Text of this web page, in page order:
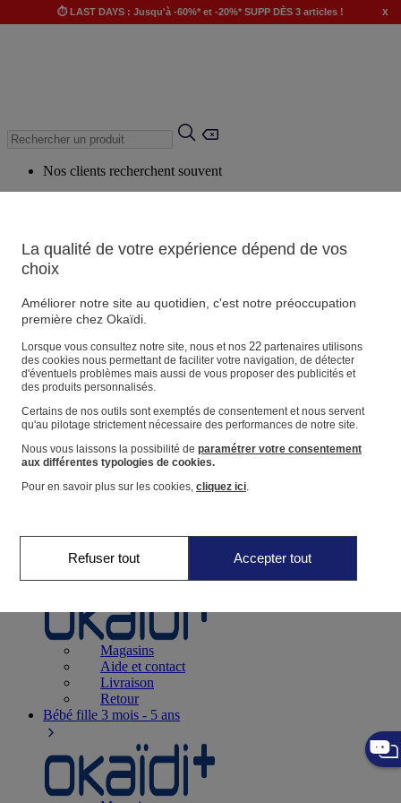
⏱️ LAST DAYS : Jusqu'à -60%* et -20%* SUPP DÈS 3 articles ! x
Nos clients recherchent souvent
Produits suggérés
Voir tous les produits
Magasin
Vos informations personnelles
Suivre une commande
Panier
Favoris
Naissance0-12 mois
Magasins
Aide et contact
Livraison
Retour
Bébé fille 3 mois - 5 ans
La qualité de votre expérience dépend de vos
choix
Améliorer notre site au quotidien, c'est notre préoccupation
première chez Okaïdi.
Lorsque vous consultez notre site, nous et nos 22partenaires utilisons
des cookies nous permettant de faciliter votre navigation, de détecter
d'éventuels problèmes mais aussi de vous proposer des publicités et
des produits personnalisés.
Certains de nos outils sont exemptés de consentement et nous servent
qu'au pilotage strictement nécessaire des performances de notre site.
Nous vous laissons la possibilité de paramétrer votre consentement
aux différentes typologies de cookies.
Pour en savoir plus sur les cookies, cliquez ici.
Refuser tout Accepter tout